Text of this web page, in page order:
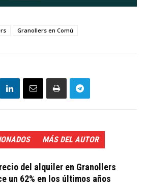
Granollers en Comú
MÁS DEL AUTOR
del alquiler en Granollers
un 62% en los últimos años